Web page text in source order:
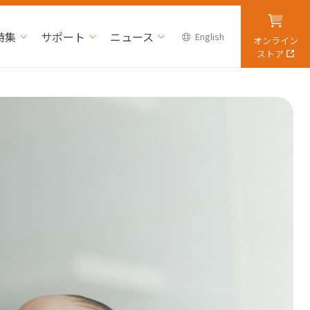
集 サポート ニュース English
オンライン
ストア